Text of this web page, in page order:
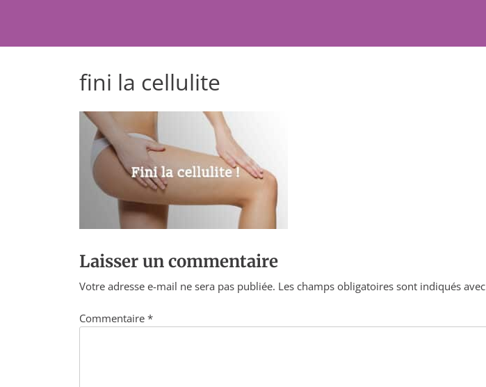
fini la cellulite
Laisser un commentaire
Votre adresse e-mail ne sera pas publiée. Les champs obligatoires sont indiqués avec
Commentaire *